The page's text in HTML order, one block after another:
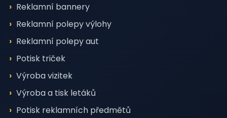
Reklamní bannery
Reklamní polepy výlohy
Reklamní polepy aut
Potisk triček
Výroba vizitek
Výroba a tisk letáků
Potisk reklamních předmětů